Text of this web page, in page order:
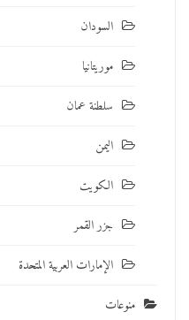
السودان
موريتانيا
سلطنة عمان
اليمن
الكويت
جزر القمر
الإمارات العربية المتحدة
منوعات